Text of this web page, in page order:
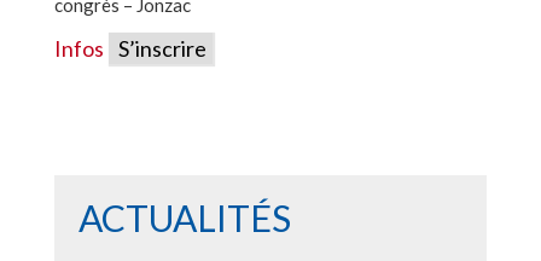
congrès – Jonzac
Infos S’inscrire
ACTUALITÉS